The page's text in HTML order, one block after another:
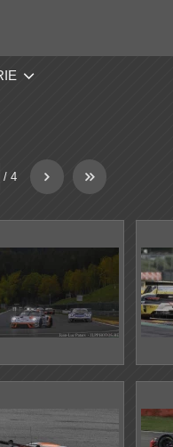
/ 4